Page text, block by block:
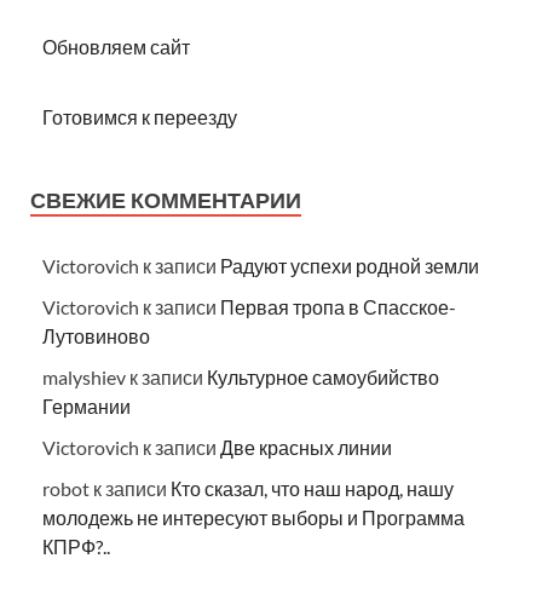
Обновляем сайт
Готовимся к переезду
СВЕЖИЕ КОММЕНТАРИИ
Victorovich к записи Радуют успехи родной земли
Victorovich к записи Первая тропа в Спасское-
Лутовиново
malyshiev к записи Культурное самоубийство
Германии
Victorovich к записи Две красных линии
robot к записи Кто сказал, что наш народ, нашу
молодежь не интересуют выборы и Программа
КПРФ?..